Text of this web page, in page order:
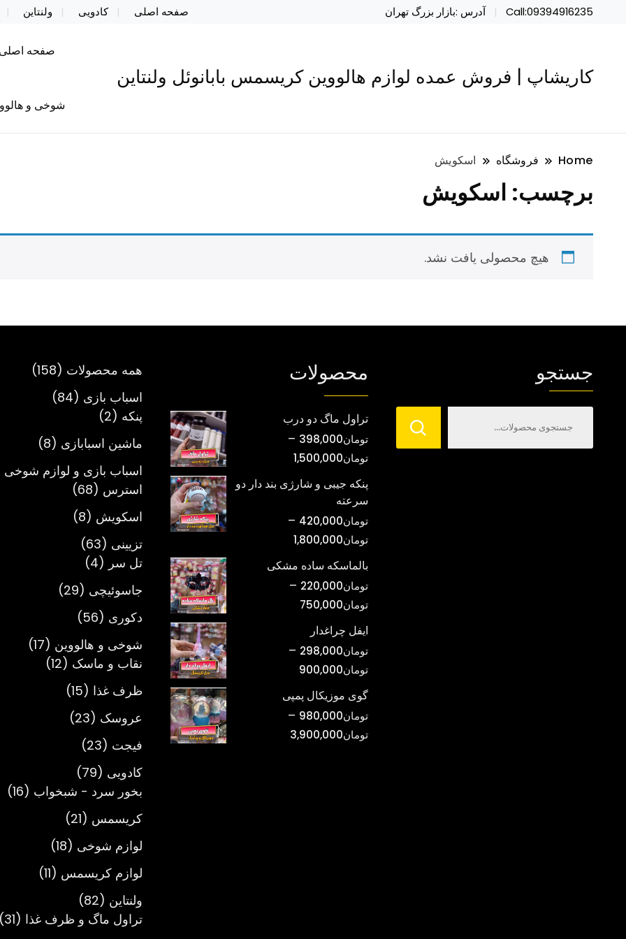
Call:09394916235 آدرس :بازار بزرگ تهران صفحه اصلی کادویی ولنتاین
کاریشاپ | فروش عمده لوازم هالووین کریسمس بابانوئل ولنتاین
صفحه
شوخی و
Home فروشگاه اسکویش
برچسب: اسکویش
هیچ محصولی یافت نشد.
جستجو محصولات
تراول ماگ دو درب
تومان398,000
–
تومان1,500,000محدوده
تومان398,000
تومان1,500,000
پنکه جیبی و شارژی بند دار دو
سرعته
تومان420,000
–
تومان1,800,000محدوده
قیمت:
تومان420,000
بالماسکه ساده مشکی
تومان220,000
–
تومان750,000
تومان220,000
تومان750,000
ایفل چراغدار
تومان298,000
–
تومان900,000
تومان298,000
تومان900,000
گوی موزیکال پمپی
تومان980,000
–
تومان3,900,000
همه محصولات 158
158
اسباب بازی 84
84
پنکه 2
2
محصول
ماشین اسبابازی 8
8
اسباب بازی و لوازم
استرس
68
68
محصول
اسکویش 8
8
تزیینی 63
63
محصول
تل سر 4
4
محصول
جاسوئیچی 29
29
دکوری 56
56
محصول
شوخی و هالووین 17
17
نقاب و ماسک 12
12
ظرف غذا 15
15
محصول
عروسک 23
23
فیجت 23
23
محصول
کادویی 79
79
محصول
بخور سرد - شبخواب 16
16
کریسمس 21
21
محصول
لوازم شوخی 18
18
محصول
لوازم کریسمس 11
11
ولنتاین 82
82
محصول
تراول ماگ و ظرف غذا 31